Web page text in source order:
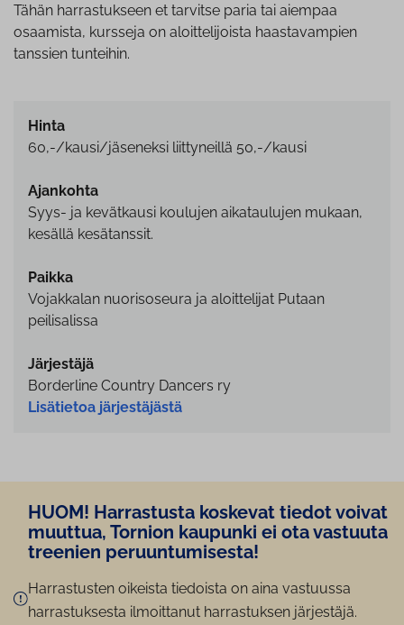
Tähän harrastukseen et tarvitse paria tai aiempaa
osaamista, kursseja on aloittelijoista haastavampien
tanssien tunteihin.
Hinta
60,-/kausi/jäseneksi liittyneillä 50,-/kausi
Ajankohta
Syys- ja kevätkausi koulujen aikataulujen mukaan,
kesällä kesätanssit.
Paikka
Vojakkalan nuorisoseura ja aloittelijat Putaan
peilisalissa
Järjestäjä
Borderline Country Dancers ry
Lisätietoa järjestäjästä
HUOM! Harrastusta koskevat tiedot voivat
muuttua, Tornion kaupunki ei ota vastuuta
treenien pe­ruun­tu­mi­ses­ta!
Harrastusten oikeista tiedoista on aina vastuussa
harrastuksesta ilmoittanut harrastuksen järjestäjä.